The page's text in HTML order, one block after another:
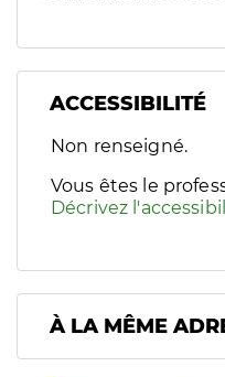
ACCESSIBILITÉ
Filtres
Sélectionnez un ou
Non renseigné.
Vous êtes le
Décrivez
À LA MÊME